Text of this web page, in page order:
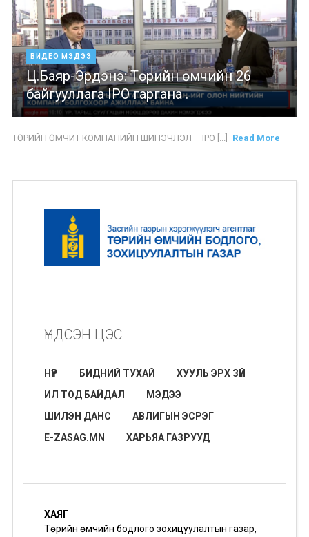
ВИДЕО МЭДЭЭ
Ц.Баяр-Эрдэнэ: Төрийн өмчийн 26
байгууллага IPO гаргана .
ТӨРИЙН ӨМЧИТ КОМПАНИЙН ШИНЭЧЛЭЛ – IPO [...] Read More
ҮНДСЭН ЦЭС
НҮҮР БИДНИЙ ТУХАЙ
ХУУЛЬ ЭРХ ЗҮЙ
ИЛ ТОД БАЙДАЛ
МЭДЭЭ
ШИЛЭН ДАНС
АВЛИГЫН ЭСРЭГ
E-ZASAG.MN
ХАРЬЯА ГАЗРУУД
ХАЯГ
Төрийн өмчийн бодлого зохицуулалтын газар,